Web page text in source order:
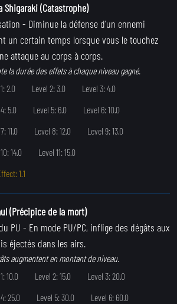
Shigaraki (Catastrophe)
- Diminue la défense d'un ennemi
un certain temps lorsque vous le touchez
attaque au corps à corps.
la durée des effets à chaque niveau gagné.
2.0
Level 2: 3.0
Level 3: 4.0
5.0
Level 5: 6.0
Level 6: 10.0
11.0
Level 8: 12.0
Level 9: 13.0
14.0
Level 11: 15.0
1.1
(Précipice de la mort)
PU - En mode PU/PC, inflige des dégâts aux
éjectés dans les airs.
augmentent en montant de niveau.
10.0
Level 2: 15.0
Level 3: 20.0
25.0
Level 5: 30.0
Level 6: 60.0